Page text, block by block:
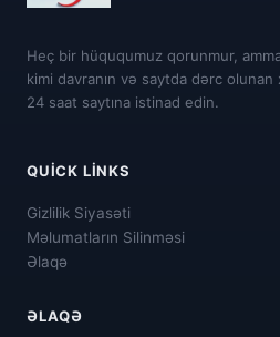
Heç bir hüququmuz qorunmur,
kimi davranın və saytda dərc
24 saat saytına istinad edin.
QUICK LINKS
Gizlilik Siyasəti
Məlumatların Silinməsi
Əlaqə
ƏLAQƏ